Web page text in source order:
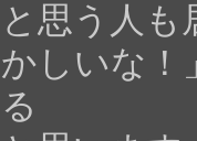
と思う人も
かしいな！
る